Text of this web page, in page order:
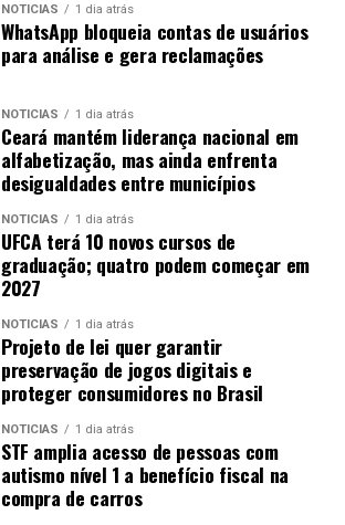
NOTICIAS 1 dia atrás
WhatsApp bloqueia contas de usuários
para análise e gera reclamações
NOTICIAS 1 dia atrás
Ceará mantém liderança nacional em
alfabetização, mas ainda enfrenta
desigualdades entre municípios
NOTICIAS 1 dia atrás
UFCA terá 10 novos cursos de
graduação; quatro podem começar em
2027
NOTICIAS 1 dia atrás
Projeto de lei quer garantir
preservação de jogos digitais e
proteger consumidores no Brasil
NOTICIAS 1 dia atrás
STF amplia acesso de pessoas com
autismo nível 1 a benefício fiscal na
compra de carros